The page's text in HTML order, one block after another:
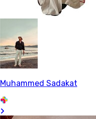
Muhammed Sadakat